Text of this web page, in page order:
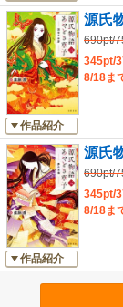
作品紹介
源氏
690pt/
345pt/
8/18ま
作品紹介
源氏
690pt/
345pt/
8/18ま